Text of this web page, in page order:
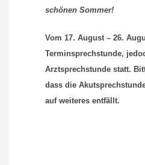
schönen Sommer!
Vom 17. August – 26.
Terminsprechstunde,
Arztsprechstunde statt.
dass die
auf weiteres entfällt.